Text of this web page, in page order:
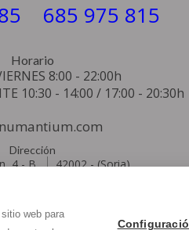
web para
685 975 815
Horario
8:00 - 22:00h
10:30 - 14:00 / 17:00 - 20:30h
numantium.com
Dirección
4 - B 42002-(Soria)
-Política de cookies- By